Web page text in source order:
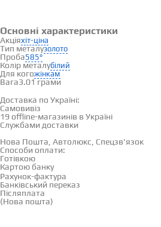
Основні характеристики
Акціяхіт-ціна
Тип металузолото
Проба585°
Колір металубілий
Для когожінкам
Вага3.01 грами
Доставка і оплата
Доставка по Україні:
Самовивіз
19 offline-магазинів в Україні
Службами доставки
Нова Пошта, Автолюкс, Спецзв'язок
Способи оплати:
Готівкою
Картою банку
Рахунок-фактура
Банківський переказ
Післяплата
(Нова пошта)